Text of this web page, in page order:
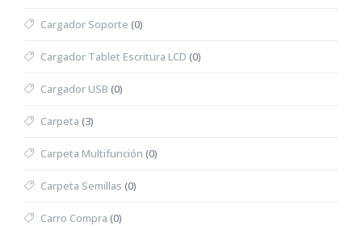
Cargador Soporte (0)
Cargador Tablet Escritura LCD (0)
Cargador USB (0)
Carpeta (3)
Carpeta Multifunción (0)
Carpeta Semillas (0)
Carro Compra (0)